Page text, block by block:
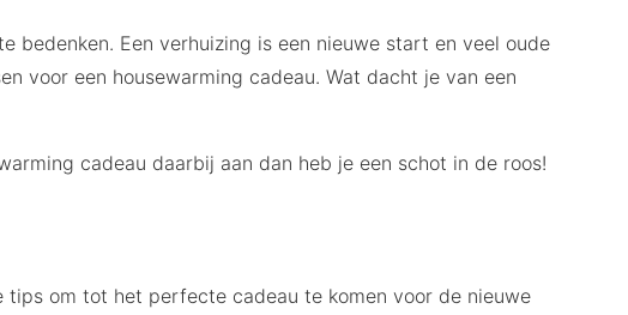
bedenken. Een verhuizing is een nieuwe start en veel oude
voor een housewarming cadeau. Wat dacht je van een
cadeau daarbij aan dan heb je een schot in de roos!
tips om tot het perfecte cadeau te komen voor de nieuwe